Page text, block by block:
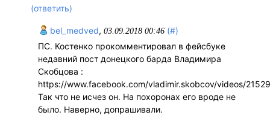
(ответить)
bel_medved, 03.09.2018 00:46 (#)
ПС. Костенко прокомментировал в фейсбуке
недавний пост донецкого барда Владимира
Скобцова :
https://www.facebook.com/vladimir.skobcov/videos/
Так что не исчез он. На похоронах его вроде не
было. Наверно, допрашивали.